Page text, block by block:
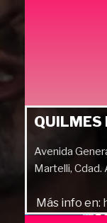
QUILMES
Avenida
Martelli, Cdad.
Más info en: